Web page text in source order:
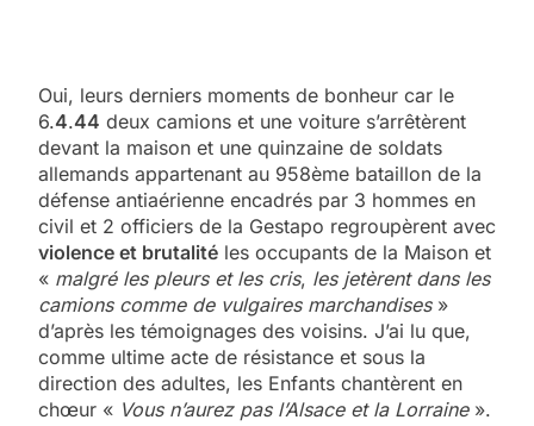
Oui, leurs derniers moments de bonheur car le
6.4.44 deux camions et une voiture s’arrêtèrent
devant la maison et une quinzaine de soldats
allemands appartenant au 958ème bataillon de la
défense antiaérienne encadrés par 3 hommes en
civil et 2 officiers de la Gestapo regroupèrent avec
violence et brutalité les occupants de la Maison et
« malgré les pleurs et les cris, les jetèrent dans les
camions comme de vulgaires marchandises»
d’après les témoignages des voisins. J’ai lu que,
comme ultime acte de résistance et sous la
direction des adultes, les Enfants chantèrent en
chœur « Vous n’aurez pas l’Alsace et la Lorraine».